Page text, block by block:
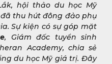
hội thảo du học Mỹ
đã thu hút đông đảo phụ
Sự kiện có sự góp mặt
, Giám đốc tuyển sinh
Academy, chia sẻ
du học Mỹ giá trị. Đây